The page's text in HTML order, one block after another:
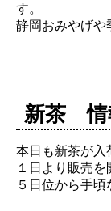
静岡おみやげや
新茶 情
本日も新茶が
１日より販売
５日位から手頃